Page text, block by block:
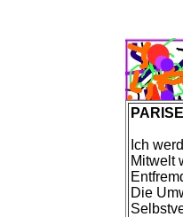
Ich
Mitwelt
Die